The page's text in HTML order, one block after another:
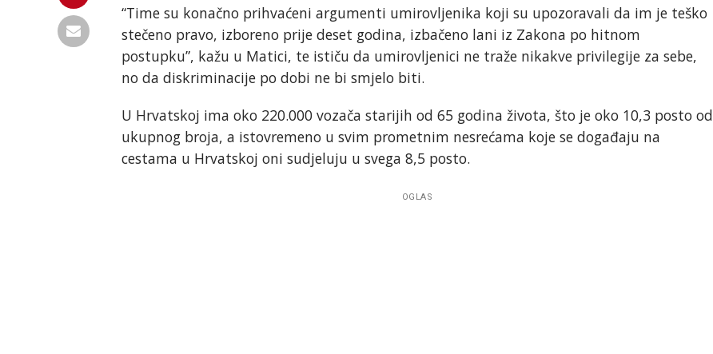
“Time su konačno prihvaćeni argumenti umirovljenika koji su upozoravali da im je teško
stečeno pravo, izboreno prije deset godina, izbačeno lani iz Zakona po hitnom
postupku”, kažu u Matici, te ističu da umirovljenici ne traže nikakve privilegije za sebe,
no da diskriminacije po dobi ne bi smjelo biti.
U Hrvatskoj ima oko 220.000 vozača starijih od 65 godina života, što je oko 10,3 posto od
ukupnog broja, a istovremeno u svim prometnim nesrećama koje se događaju na
cestama u Hrvatskoj oni sudjeluju u svega 8,5 posto.
OGLAS